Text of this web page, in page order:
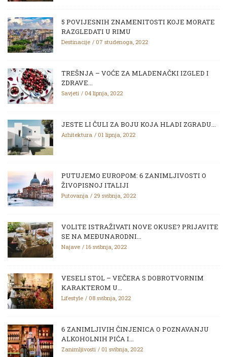
5 POVIJESNIH ZNAMENITOSTI KOJE MORATE
RAZGLEDATI U RIMU
Destinacije 07 studenoga, 2022
TREŠNJA – VOĆE ZA MLADENAČKI IZGLED I
ZDRAVE...
Savjeti 04 lipnja, 2022
JESTE LI ČULI ZA BOJU KOJA HLADI ZGRADU...
Arhitektura 01 lipnja, 2022
PUTUJEMO EUROPOM: 6 ZANIMLJIVOSTI O
ŽIVOPISNOJ ITALIJI
Putovanja 29 svibnja, 2022
VOLITE ISTRAŽIVATI NOVE OKUSE? PRIJAVITE
SE NA MEĐUNARODNI...
Najave 16 svibnja, 2022
VESELI STOL – VEČERA S DOBROTVORNIM
KARAKTEROM U...
Lifestyle 08 svibnja, 2022
6 ZANIMLJIVIH ČINJENICA O POZNAVANJU
ALKOHOLNIH PIĆA I...
Zanimljivosti 01 svibnja, 2022